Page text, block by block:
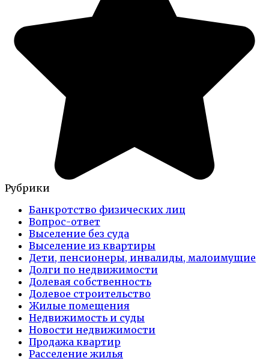
Рубрики
Банкротство физических лиц
Вопрос-ответ
Выселение без суда
Выселение из квартиры
Дети, пенсионеры, инвалиды, малоимущие
Долги по недвижимости
Долевая собственность
Долевое строительство
Жилые помещения
Недвижимость и суды
Новости недвижимости
Продажа квартир
Расселение жилья